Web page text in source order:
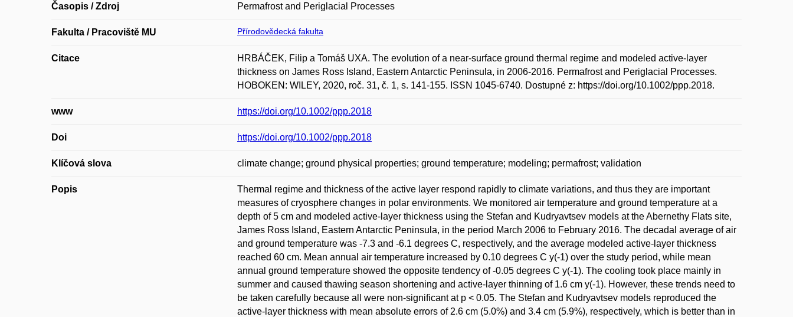
Časopis / Zdroj Permafrost and Periglacial Processes
Fakulta / Pracoviště MU Přírodovědecká fakulta
Citace
HRBÁČEK, Filip a Tomáš UXA. The evolution of a near-surface ground thermal regime and modeled active-layer
thickness on James Ross Island, Eastern Antarctic Peninsula, in 2006-2016. Permafrost and Periglacial Processes.
HOBOKEN: WILEY, 2020, roč. 31, č. 1, s. 141-155. ISSN 1045-6740. Dostupné z: https://doi.org/10.1002/ppp.2018.
www https://doi.org/10.1002/ppp.2018
Doi https://doi.org/10.1002/ppp.2018
Klíčová slova climate change; ground physical properties; ground temperature; modeling; permafrost; validation
Popis
Thermal regime and thickness of the active layer respond rapidly to climate variations, and thus they are important
measures of cryosphere changes in polar environments. We monitored air temperature and ground temperature at a
depth of 5 cm and modeled active-layer thickness using the Stefan and Kudryavtsev models at the Abernethy Flats site,
James Ross Island, Eastern Antarctic Peninsula, in the period March 2006 to February 2016. The decadal average of air
and ground temperature was -7.3 and -6.1 degrees C, respectively, and the average modeled active-layer thickness
reached 60 cm. Mean annual air temperature increased by 0.10 degrees C y(-1) over the study period, while mean
annual ground temperature showed the opposite tendency of -0.05 degrees C y(-1). The cooling took place mainly in
summer and caused thawing season shortening and active-layer thinning of 1.6 cm y(-1). However, these trends need to
be taken carefully because all were non-significant at p < 0.05. The Stefan and Kudryavtsev models reproduced the
active-layer thickness with mean absolute errors of 2.6 cm (5.0%) and 3.4 cm (5.9%), respectively, which is better than in